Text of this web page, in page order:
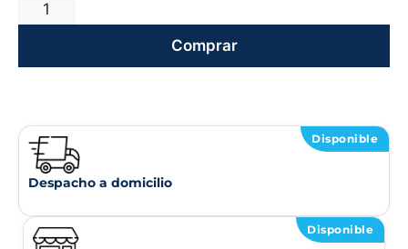
Comprar
Disponible
Despacho a domicilio
Disponible